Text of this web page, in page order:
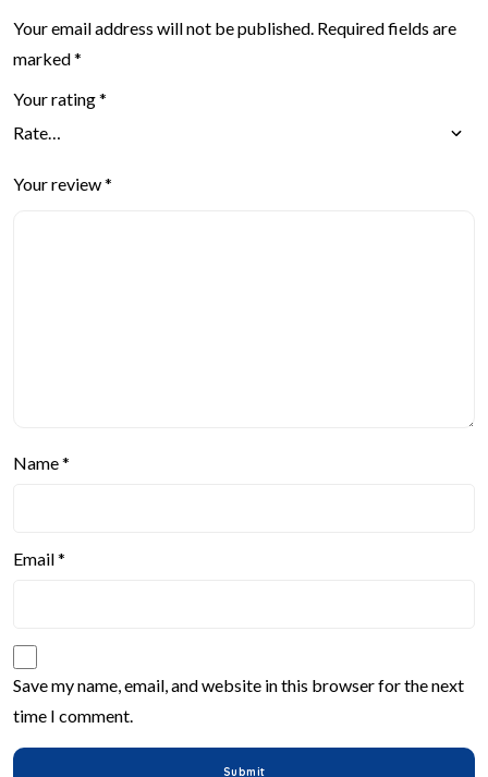
Your email address will not be published. Required fields are
marked*
Your rating*
Your review*
Name*
Email*
Save my name, email, and website in this browser for the next
time I comment.